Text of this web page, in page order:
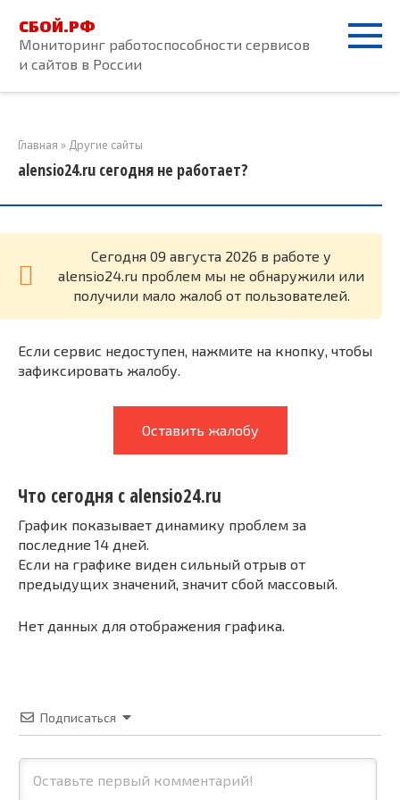
контенту
СБОЙ.РФ
Мониторинг работоспособности сервисов
и сайтов в России
Главная » Другие сайты
alensio24.ru сегодня не работает?
Cегодня 09 августа 2026 в работе у
alensio24.ru проблем мы не обнаружили или
получили мало жалоб от пользователей.
Если сервис недоступен, нажмите на кнопку, чтобы
зафиксировать жалобу.
Оставить жалобу
Что сегодня с alensio24.ru
График показывает динамику проблем за
последние 14 дней.
Если на графике виден сильный отрыв от
предыдущих значений, значит сбой массовый.
Нет данных для отображения графика.
Подписаться